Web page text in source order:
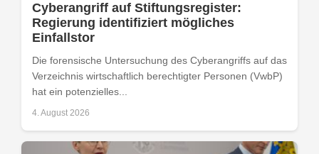
Cyberangriff auf Stiftungsregister:
Regierung identifiziert mögliches
Einfallstor
Die forensische Untersuchung des Cyberangriffs auf das
Verzeichnis wirtschaftlich berechtigter Personen (VwbP)
hat ein potenzielles...
4. August 2026